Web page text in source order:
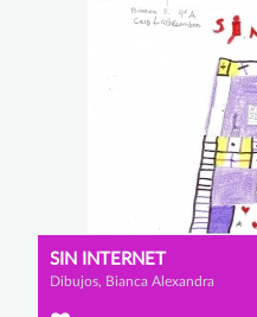
SIN INTERNET
Dibujos, Bianca Alexandra